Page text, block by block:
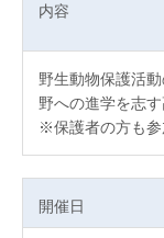
内容
野生動物保護活
野への進学を志
※保護者の方も参
開催日